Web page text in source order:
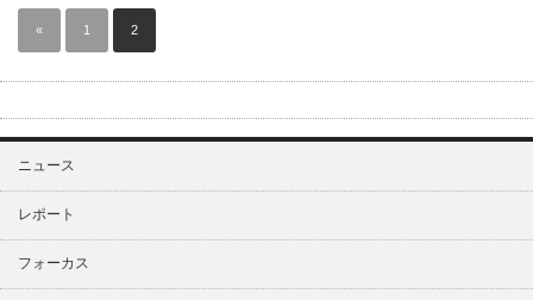
« 1 2
ニュース
レポート
フォーカス